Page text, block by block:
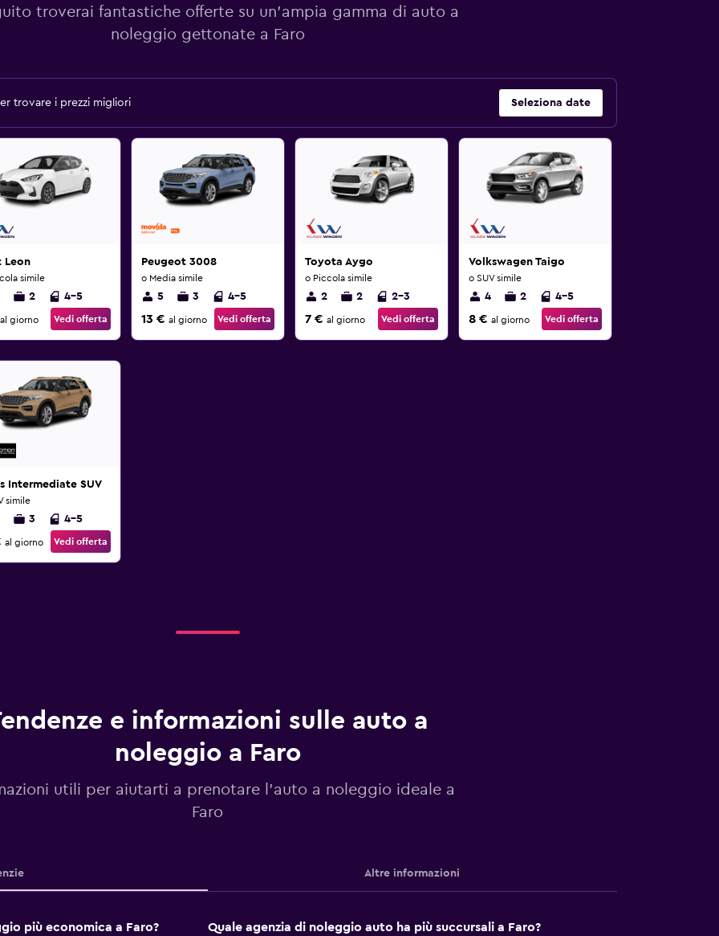
troverai fantastiche offerte su un'ampia gamma di auto a
noleggio gettonate a Faro
trovare i prezzi migliori Seleziona date
Leon
simile
2 4-5
al giorno Vedi offerta
Peugeot 3008
o Media simile
5 3 4-5
13 € al giorno Vedi offerta
Toyota Aygo
o Piccola simile
2 2 2-3
7 € al giorno Vedi offerta
Volkswagen Taigo
o SUV simile
4 2 4-5
8 € al giorno Vedi offerta
Intermediate SUV
simile
3 4-5
al giorno Vedi offerta
e informazioni sulle auto a
noleggio a Faro
utili per aiutarti a prenotare l'auto a noleggio ideale a
Faro
Altre informazioni
più economica a Faro? Quale agenzia di noleggio auto ha più succursali a Faro?